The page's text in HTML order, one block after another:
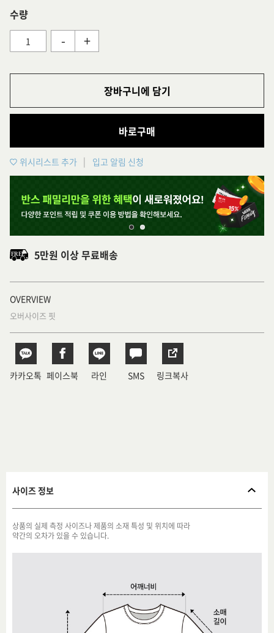
수량
- +
장바구니에 담기
바로구매
위시리스트 추가 입고 알림 신청
5만원 이상 무료배송
OVERVIEW
오버사이즈 핏
카카오톡 페이스북 라인 SMS 링크복사
사이즈 정보
상품의 실제 측정 사이즈나 제품의 소재 특성 및 위치에 따라
약간의 오차가 있을 수 있습니다.